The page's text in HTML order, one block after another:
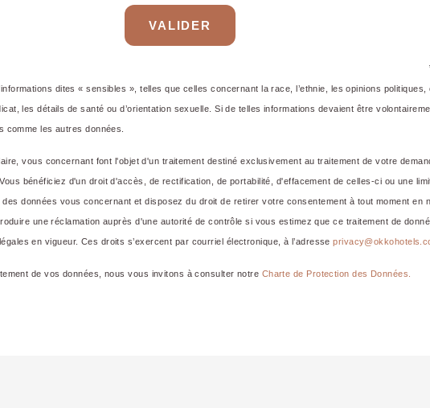
VALIDER
dites « sensibles », telles que celles concernant la race, l’ethnie, les opinions
les détails de santé ou d’orientation sexuelle. Si de telles informations devaient être
comme les autres données.
vous concernant font l'objet d'un traitement destiné exclusivement au traitement de votre
bénéficiez d'un droit d'accès, de rectification, de portabilité, d'effacement de celles-ci ou une
données vous concernant et disposez du droit de retirer votre consentement à tout moment en
une réclamation auprès d'une autorité de contrôle si vous estimez que ce traitement de
en vigueur. Ces droits s’exercent par courriel électronique, à l’adresse
de vos données, nous vous invitons à consulter notre Charte de Protection des Données.